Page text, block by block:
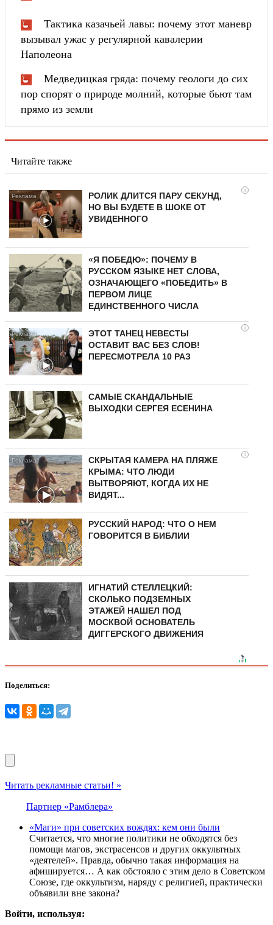
Тактика казачьей лавы: почему этот маневр
вызывал ужас у регулярной кавалерии
Наполеона
Медведицкая гряда: почему геологи до сих
пор спорят о природе молний, которые бьют там
прямо из земли
Читайте также
i
РОЛИК ДЛИТСЯ ПАРУ СЕКУНД,
НО ВЫ БУДЕТЕ В ШОКЕ ОТ
УВИДЕННОГО
«Я ПОБЕДЮ»: ПОЧЕМУ В
РУССКОМ ЯЗЫКЕ НЕТ СЛОВА,
ОЗНАЧАЮЩЕГО «ПОБЕДИТЬ» В
ПЕРВОМ ЛИЦЕ
ЕДИНСТВЕННОГО ЧИСЛА
i
ЭТОТ ТАНЕЦ НЕВЕСТЫ
ОСТАВИТ ВАС БЕЗ СЛОВ!
ПЕРЕСМОТРЕЛА 10 РАЗ
САМЫЕ СКАНДАЛЬНЫЕ
ВЫХОДКИ СЕРГЕЯ ЕСЕНИНА
i
СКРЫТАЯ КАМЕРА НА ПЛЯЖЕ
КРЫМА: ЧТО ЛЮДИ
ВЫТВОРЯЮТ, КОГДА ИХ НЕ
ВИДЯТ...
РУССКИЙ НАРОД: ЧТО О НЕМ
ГОВОРИТСЯ В БИБЛИИ
ИГНАТИЙ СТЕЛЛЕЦКИЙ:
СКОЛЬКО ПОДЗЕМНЫХ
ЭТАЖЕЙ НАШЕЛ ПОД
МОСКВОЙ ОСНОВАТЕЛЬ
ДИГГЕРСКОГО ДВИЖЕНИЯ
Поделиться:
Читать рекламные статьи! »
Партнер «Рамблера»
«Маги» при советских вождях: кем они были
Считается, что многие политики не обходятся без
помощи магов, экстрасенсов и других оккультных
«деятелей». Правда, обычно такая информация на
афишируется… А как обстояло с этим дело в Советском
Союзе, где оккультизм, наряду с религией, практически
объявили вне закона?
Войти, используя: